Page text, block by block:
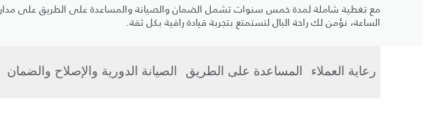
مع تغطية شاملة لمدة خمس سنوات تشمل الضمان والصيانة والمساعدة على الطريق على مدار
الساعة، نؤمن لك راحة البال لتستمتع بتجربة قيادة راقية بكل ثقة.
رعاية العملاء المساعدة على الطريق الصيانة الدورية والإصلاح والضمان